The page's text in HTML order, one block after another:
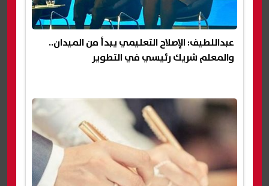
عبداللطيف: الإصلاح التعليمي يبدأ من الميدان..
والمعلم شريك رئيسي في التطوير